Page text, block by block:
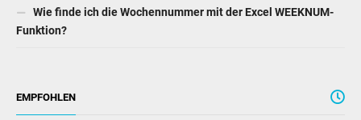
Wie finde ich die Wochennummer mit der Excel WEEKNUM-
Funktion?
EMPFOHLEN